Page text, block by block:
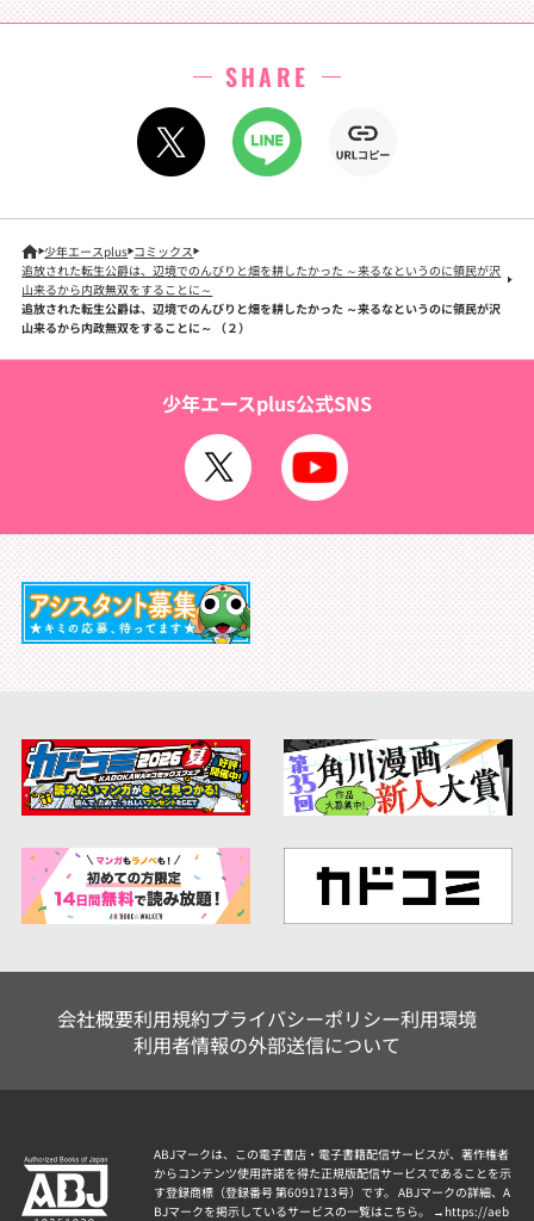
SHARE
少年エースplus コミックス
追放された転生公爵は、辺境でのんびりと畑を耕したかった ～来るなというのに領民が沢
山来るから内政無双をすることに～
追放された転生公爵は、辺境でのんびりと畑を耕したかった ～来るなというのに領民が沢
山来るから内政無双をすることに～ （２）
少年エースplus公式SNS
会社概要利用規約プライバシーポリシー利用環境
利用者情報の外部送信について
ABJマークは、この電子書店・電子書籍配信サービスが、著作権者
からコンテンツ使用許諾を得た正規版配信サービスであることを示
す登録商標（登録番号 第6091713号）です。 ABJマークの詳細、A
BJマークを掲示しているサービスの一覧はこちら。 → https://aeb